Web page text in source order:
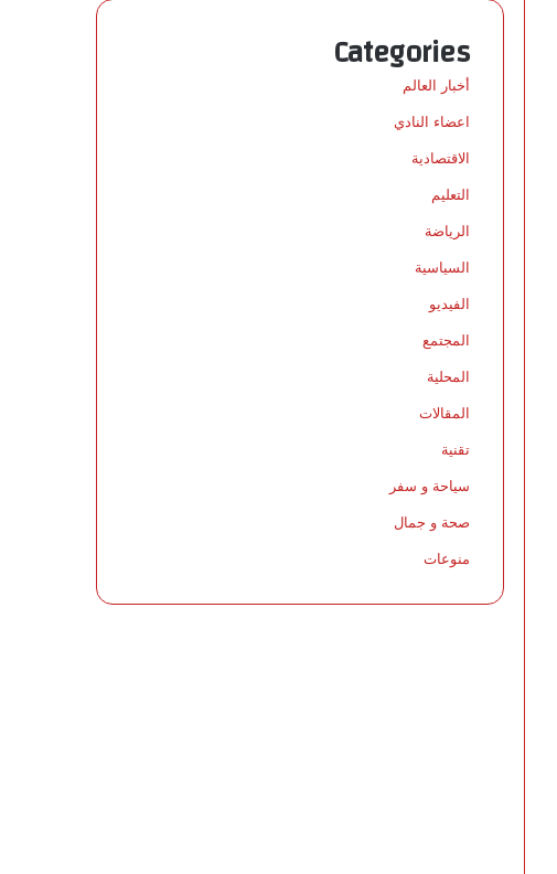
Categories
أخبار العالم
اعضاء النادي
الاقتصادية
التعليم
الرياضة
السياسية
الفيديو
المجتمع
المحلية
المقالات
تقنية
سياحة و سفر
صحة و جمال
منوعات